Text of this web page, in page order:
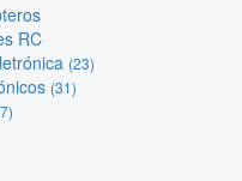
RC
(23)
(31)